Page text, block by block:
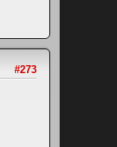
#273